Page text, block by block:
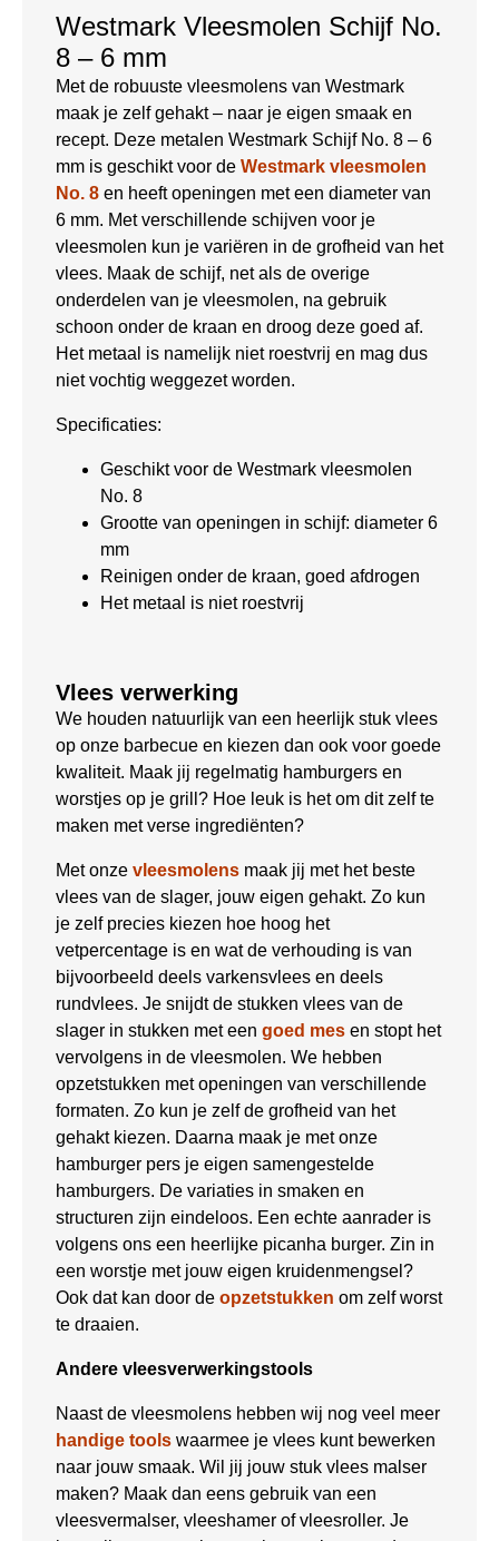
Westmark Vleesmolen Schijf No.
8 – 6 mm
Met de robuuste vleesmolens van Westmark
maak je zelf gehakt – naar je eigen smaak en
recept. Deze metalen Westmark Schijf No. 8 – 6
mm is geschikt voor de Westmark vleesmolen
No. 8 en heeft openingen met een diameter van
6 mm. Met verschillende schijven voor je
vleesmolen kun je variëren in de grofheid van het
vlees. Maak de schijf, net als de overige
onderdelen van je vleesmolen, na gebruik
schoon onder de kraan en droog deze goed af.
Het metaal is namelijk niet roestvrij en mag dus
niet vochtig weggezet worden.
Specificaties:
Geschikt voor de Westmark vleesmolen
No. 8
Grootte van openingen in schijf: diameter 6
mm
Reinigen onder de kraan, goed afdrogen
Het metaal is niet roestvrij
Vlees verwerking
We houden natuurlijk van een heerlijk stuk vlees
op onze barbecue en kiezen dan ook voor goede
kwaliteit. Maak jij regelmatig hamburgers en
worstjes op je grill? Hoe leuk is het om dit zelf te
maken met verse ingrediënten?
Met onze vleesmolens maak jij met het beste
vlees van de slager, jouw eigen gehakt. Zo kun
je zelf precies kiezen hoe hoog het
vetpercentage is en wat de verhouding is van
bijvoorbeeld deels varkensvlees en deels
rundvlees. Je snijdt de stukken vlees van de
slager in stukken met een goed mes en stopt het
vervolgens in de vleesmolen. We hebben
opzetstukken met openingen van verschillende
formaten. Zo kun je zelf de grofheid van het
gehakt kiezen. Daarna maak je met onze
hamburger pers je eigen samengestelde
hamburgers. De variaties in smaken en
structuren zijn eindeloos. Een echte aanrader is
volgens ons een heerlijke picanha burger. Zin in
een worstje met jouw eigen kruidenmengsel?
Ook dat kan door de opzetstukken om zelf worst
te draaien.
Andere vleesverwerkingstools
Naast de vleesmolens hebben wij nog veel meer
handige tools waarmee je vlees kunt bewerken
naar jouw smaak. Wil jij jouw stuk vlees malser
maken? Maak dan eens gebruik van een
vleesvermalser, vleeshamer of vleesroller. Je